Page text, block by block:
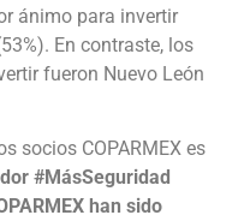
ánimo para invertir
En contraste, los
fueron Nuevo León
socios COPARMEX es
#MásSeguridad
han sido